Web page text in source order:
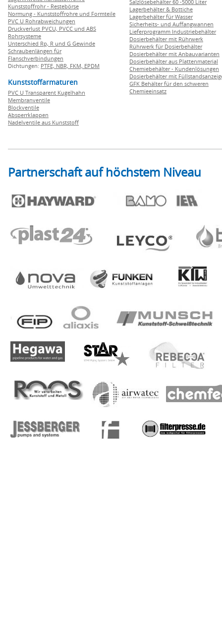
Kunststoffrohr - Restebörse
Normung - Kunststoffrohre und Formteile
PVC U Rohrabweichungen
Druckverlust PVCU, PVCC und ABS
Rohrsysteme
Unterschied Rp, R und G Gewinde
Schraubenlängen für
Flanschverbindungen
Dichtungen: PTFE, NBR, FKM, EPDM
Kunststoffarmaturen
PVC U Transparent Kugelhahn
Membranventile
Blockventile
Absperrklappen
Nadelventile aus Kunststoff
Salzlösebehälter 60 -5000 Liter
Lagerbehälter & Bottiche
Lagerbehälter für Wasser
Sicherheits- und Auffangwannen
Lieferprogramm Industriebehälter
Dosierbehälter mit Rührwerk
Rührwerk für Dosierbehälter
Dosierbehälter mit Anbauvarianten
Dosierbehälter aus Plattenmaterial
Chemiebehälter - Kundenlösungen
Dosierbehälter mit
GFK Behälter für den schweren
Chemieeinsatz
Partnerschaft auf höchstem Niveau